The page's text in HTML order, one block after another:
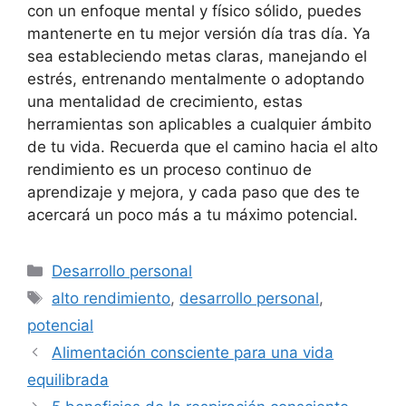
con un enfoque mental y físico sólido, puedes
mantenerte en tu mejor versión día tras día. Ya
sea estableciendo metas claras, manejando el
estrés, entrenando mentalmente o adoptando
una mentalidad de crecimiento, estas
herramientas son aplicables a cualquier ámbito
de tu vida. Recuerda que el camino hacia el alto
rendimiento es un proceso continuo de
aprendizaje y mejora, y cada paso que des te
acercará un poco más a tu máximo potencial.
Categories
Desarrollo personal
Tags
alto rendimiento, desarrollo personal,
potencial
Alimentación consciente para una vida
equilibrada